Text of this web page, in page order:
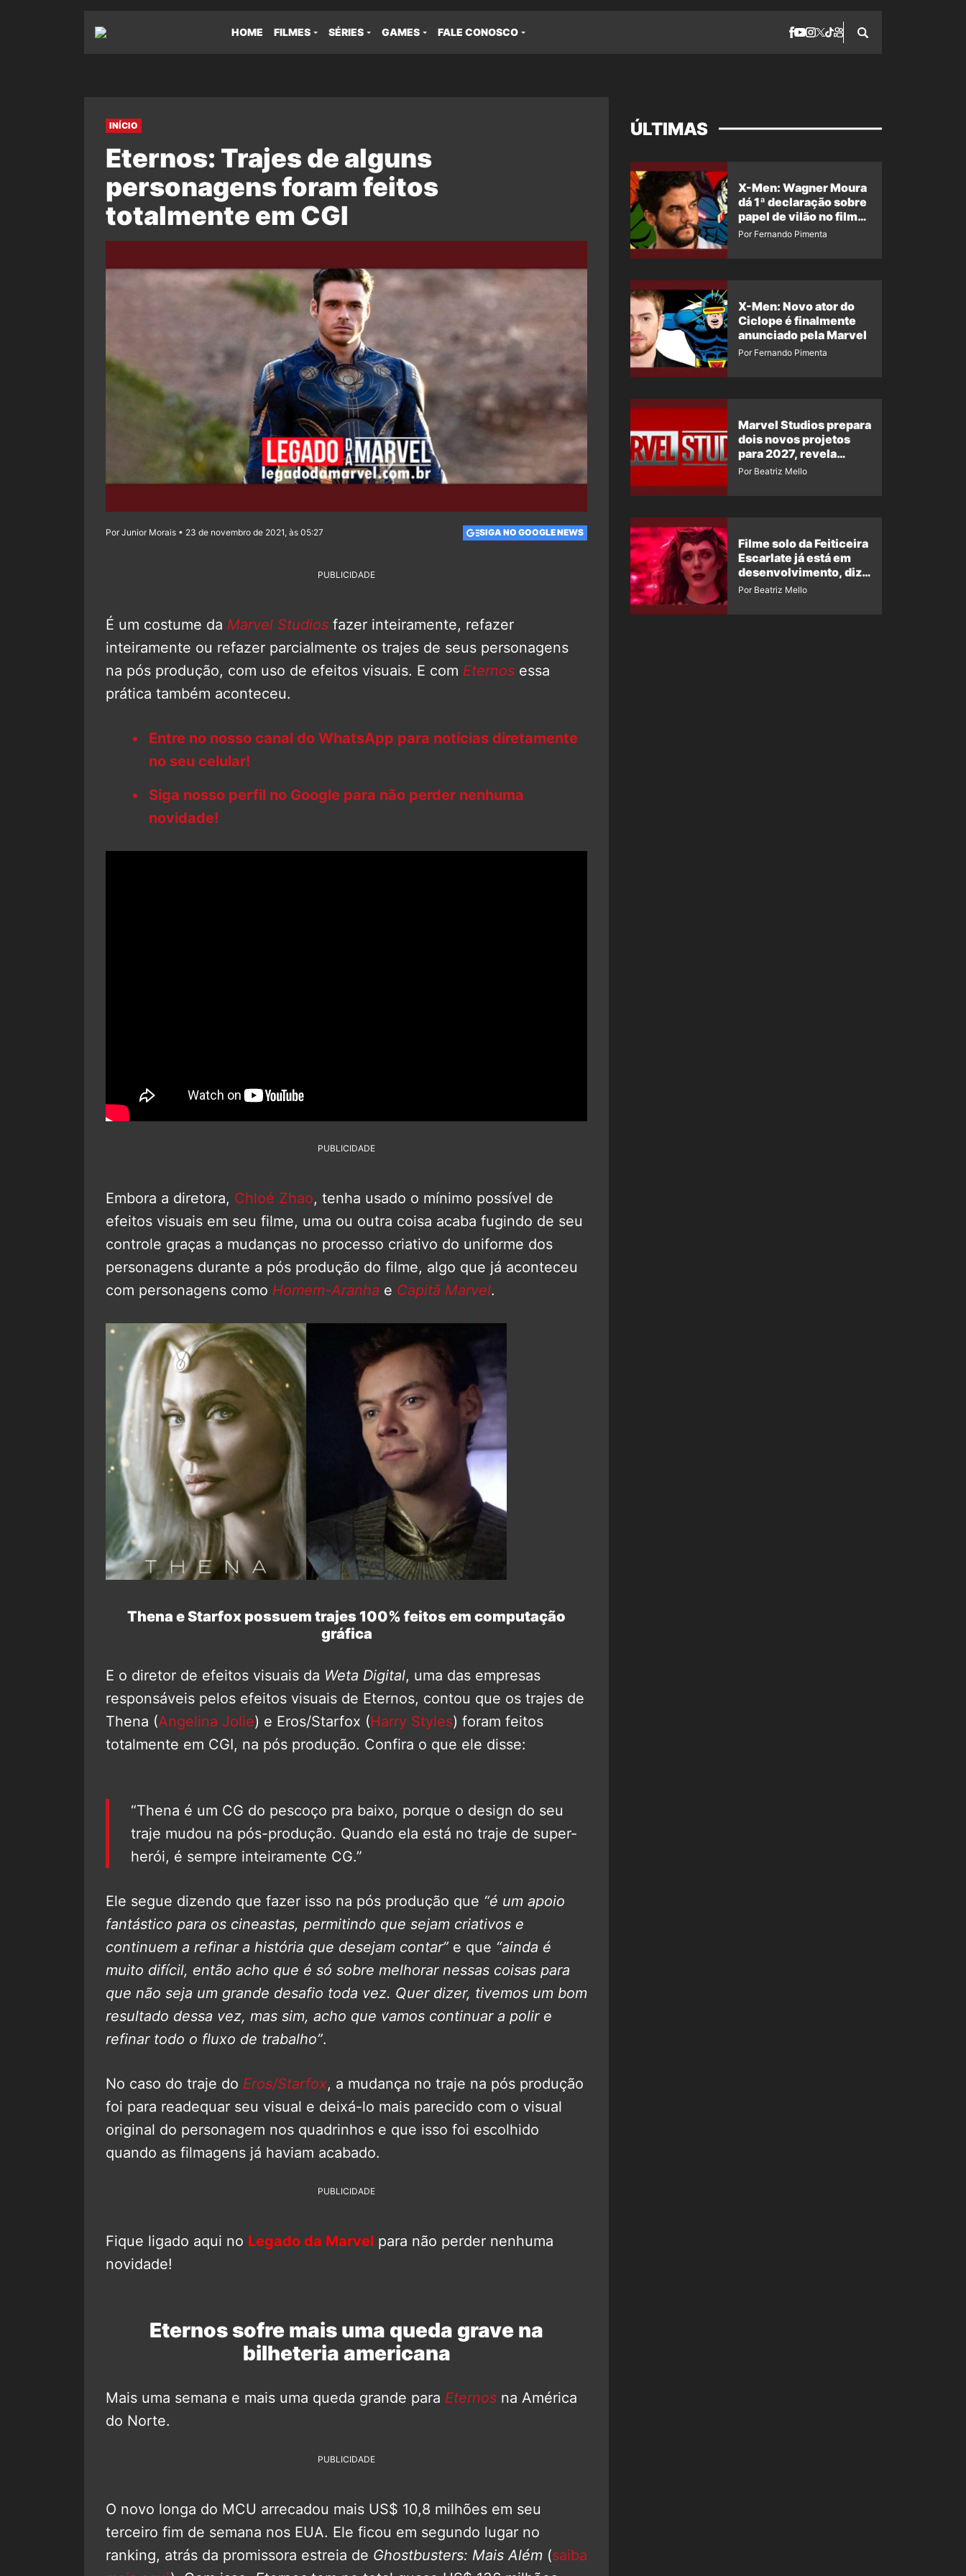
HOME FILMES SÉRIES GAMES FALE CONOSCO
INÍCIO
Eternos: Trajes de alguns
personagens foram feitos
totalmente em CGI
Por Junior Morais • 23 de novembro de 2021, às 05:27 SIGA NO GOOGLE NEWS
PUBLICIDADE
É um costume da Marvel Studios fazer inteiramente, refazer
inteiramente ou refazer parcialmente os trajes de seus personagens
na pós produção, com uso de efeitos visuais. E com Eternos essa
prática também aconteceu.
Entre no nosso canal do WhatsApp para notícias diretamente
no seu celular!
Siga nosso perfil no Google para não perder nenhuma
novidade!
PUBLICIDADE
Embora a diretora, Chloé Zhao, tenha usado o mínimo possível de
efeitos visuais em seu filme, uma ou outra coisa acaba fugindo de seu
controle graças a mudanças no processo criativo do uniforme dos
personagens durante a pós produção do filme, algo que já aconteceu
com personagens como Homem-Aranha e Capitã Marvel.
Thena e Starfox possuem trajes 100% feitos em computação
gráfica
E o diretor de efeitos visuais da Weta Digital, uma das empresas
responsáveis pelos efeitos visuais de Eternos, contou que os trajes de
Thena (Angelina Jolie) e Eros/Starfox (Harry Styles) foram feitos
totalmente em CGI, na pós produção. Confira o que ele disse:
“Thena é um CG do pescoço pra baixo, porque o design do seu
traje mudou na pós-produção. Quando ela está no traje de super-
herói, é sempre inteiramente CG.”
Ele segue dizendo que fazer isso na pós produção que “é um apoio
fantástico para os cineastas, permitindo que sejam criativos e
continuem a refinar a história que desejam contar” e que “ainda é
muito difícil, então acho que é só sobre melhorar nessas coisas para
que não seja um grande desafio toda vez. Quer dizer, tivemos um bom
resultado dessa vez, mas sim, acho que vamos continuar a polir e
refinar todo o fluxo de trabalho”.
No caso do traje do Eros/Starfox, a mudança no traje na pós produção
foi para readequar seu visual e deixá-lo mais parecido com o visual
original do personagem nos quadrinhos e que isso foi escolhido
quando as filmagens já haviam acabado.
PUBLICIDADE
Fique ligado aqui no Legado da Marvel para não perder nenhuma
novidade!
Eternos sofre mais uma queda grave na
bilheteria americana
Mais uma semana e mais uma queda grande para Eternos na América
do Norte.
PUBLICIDADE
O novo longa do MCU arrecadou mais US$ 10,8 milhões em seu
terceiro fim de semana nos EUA. Ele ficou em segundo lugar no
ranking, atrás da promissora estreia de Ghostbusters: Mais Além (saiba
ÚLTIMAS
X-Men: Wagner Moura
dá 1ª declaração sobre
papel de vilão no filme
da Marvel
Por Fernando Pimenta
X-Men: Novo ator do
Ciclope é finalmente
anunciado pela Marvel
Por Fernando Pimenta
Marvel Studios prepara
dois novos projetos
para 2027, revela
insider
Por Beatriz Mello
Filme solo da Feiticeira
Escarlate já está em
desenvolvimento, diz
insider
Por Beatriz Mello